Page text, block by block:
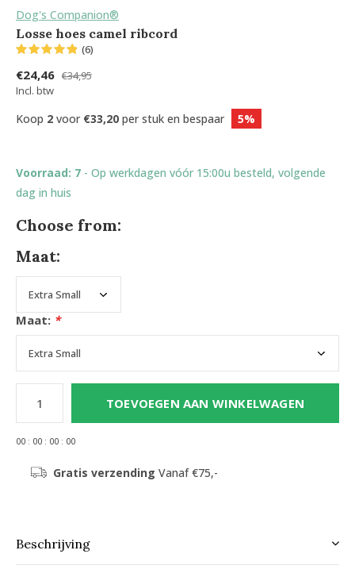
Dog's Companion®
Losse hoes camel ribcord
(6)
€24,46 €34,95
Incl. btw
Koop 2 voor €33,20 per stuk en bespaar 5%
Voorraad: 7 - Op werkdagen vóór 15:00u besteld, volgende
dag in huis
Choose from:
Maat:
Maat: *
TOEVOEGEN AAN WINKELWAGEN
00 : 00 : 00 : 00
Gratis verzending Vanaf €75,-
Beschrijving